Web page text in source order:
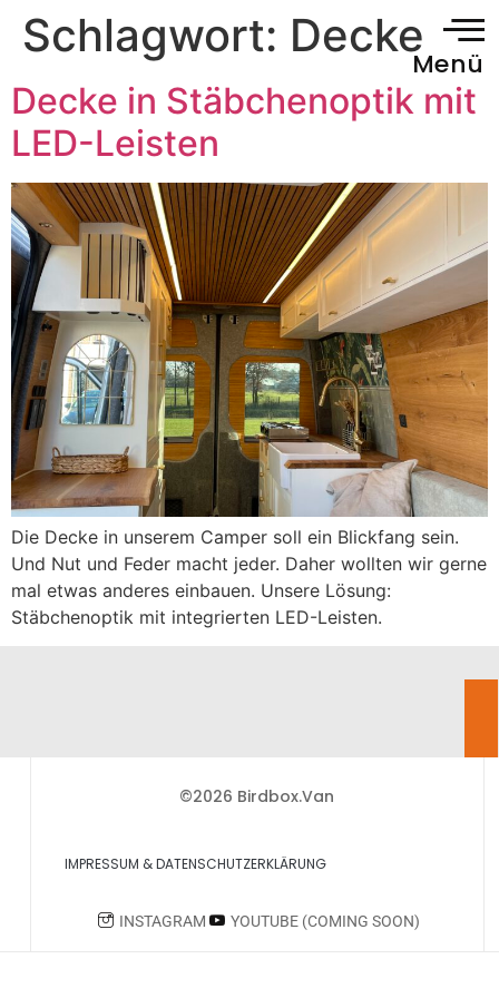
Menü
Schlagwort: Decke
Decke in Stäbchenoptik mit
LED-Leisten
Die Decke in unserem Camper soll ein Blickfang sein.
Und Nut und Feder macht jeder. Daher wollten wir gerne
mal etwas anderes einbauen. Unsere Lösung:
Stäbchenoptik mit integrierten LED-Leisten.
©2026 Birdbox.Van
IMPRESSUM & DATENSCHUTZERKLÄRUNG
INSTAGRAM YOUTUBE (COMING SOON)